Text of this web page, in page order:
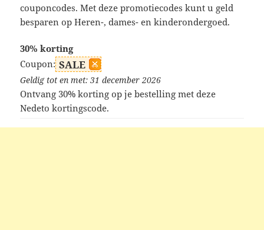
couponcodes. Met deze promotiecodes kunt u geld
besparen op Heren-, dames- en kinderondergoed.
30% korting
Coupon: SALE
Geldig tot en met: 31 december 2026
Ontvang 30% korting op je bestelling met deze
Nedeto kortingscode.